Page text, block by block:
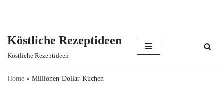
content
Köstliche Rezeptideen
Köstliche Rezeptideen
Home » Millionen-Dollar-Kuchen